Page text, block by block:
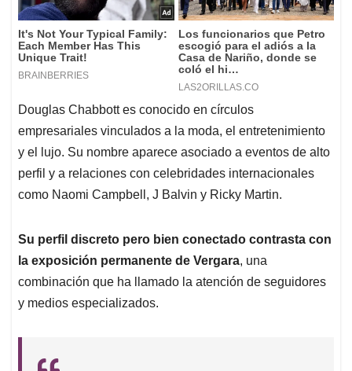
Douglas Chabbott es conocido en círculos
empresariales vinculados a la moda, el entretenimiento
y el lujo. Su nombre aparece asociado a eventos de alto
perfil y a relaciones con celebridades internacionales
como Naomi Campbell, J Balvin y Ricky Martin.
Su perfil discreto pero bien conectado contrasta con
la exposición permanente de Vergara, una
combinación que ha llamado la atención de seguidores
y medios especializados.